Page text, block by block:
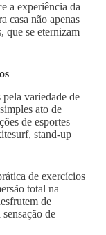
a experiência da
casa não apenas
que se eternizam
variedade de
ato de
de esportes
stand-up
de exercícios
total na
de
de